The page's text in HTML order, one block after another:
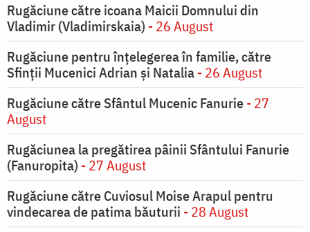
Rugăciune către icoana Maicii Domnului din
Vladimir (Vladimirskaia) - 26 August
Rugăciune pentru înţelegerea în familie, către
Sfinţii Mucenici Adrian şi Natalia- 26 August
Rugăciune către Sfântul Mucenic Fanurie- 27
August
Rugăciunea la pregătirea pâinii Sfântului Fanurie
(Fanuropita) - 27 August
Rugăciune către Cuviosul Moise Arapul pentru
vindecarea de patima băuturii - 28 August